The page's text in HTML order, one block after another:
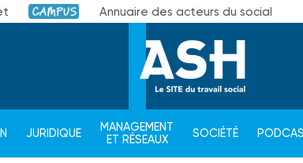
Campus Annuaire des acteurs du social
JURIDIQUE
MANAGEMENT
ET RÉSEAUX
SOCIÉTÉ